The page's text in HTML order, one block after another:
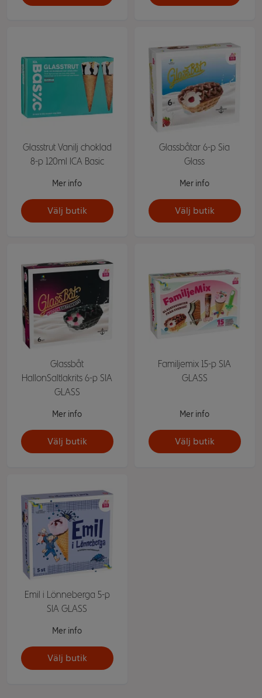
Glasstrut Vanilj choklad
8-p 120ml ICA Basic
Mer info
Välj butik
Glassbåtar 6-p Sia
Glass
Mer info
Välj butik
Glassbåt
HallonSaltlakrits 6-p SIA
GLASS
Mer info
Välj butik
Familjemix 15-p SIA
GLASS
Mer info
Välj butik
Emil i Lönneberga 5-p
SIA GLASS
Mer info
Välj butik